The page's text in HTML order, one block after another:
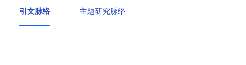
引文脉络 主题研究脉络